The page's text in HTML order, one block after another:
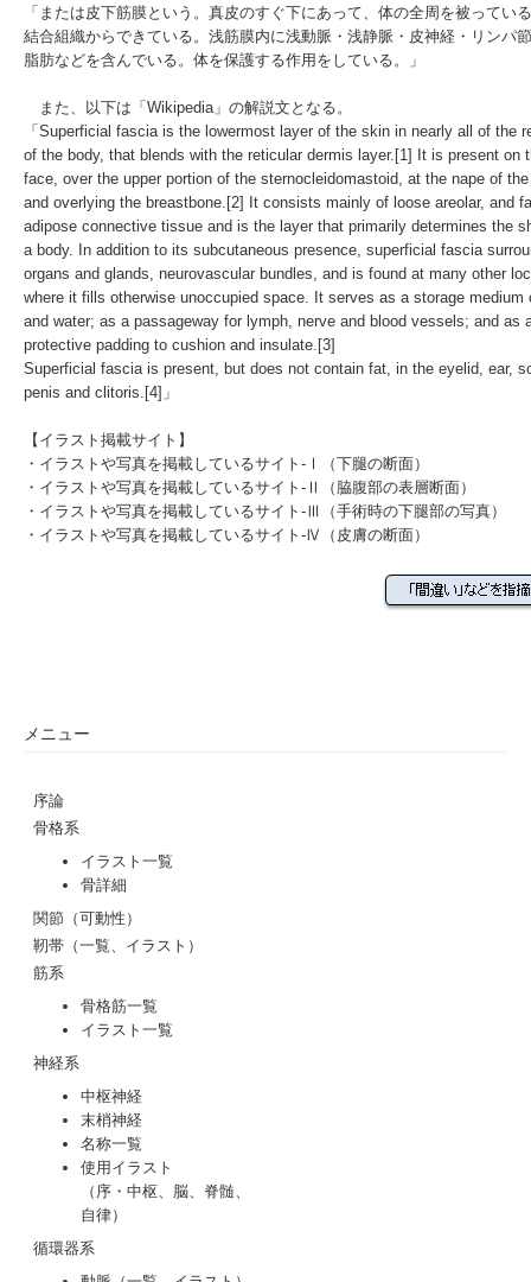
「または皮下筋膜という。真皮のすぐ下にあって、体の全周を被ってい
結合組織からできている。浅筋膜内に浅動脈・浅静脈・皮神経・リンパ
脂肪などを含んでいる。体を保護する作用をしている。」
また、以下は「Wikipedia」の解説文となる。
「 Superficial fasciais the lowermost layer of the skinin nearly all of the
of the body, that blends with the reticular dermis layer. [1]
It is present on
face, over the upper portion of the sternocleidomastoid, at the napeof
and overlying the breastbone. [2] It consists mainly of loose areolar, and
adipose connective tissueand is the layer that primarily determines the
a body. In addition to its subcutaneous presence, superficial fascia
organs and glands, neurovascular bundles, and is found at many other
where it fills otherwise unoccupied space. It serves as a storage
and water; as a passageway for lymph, nerveand blood vessels; and as
protective padding to cushion and insulate. [3]
Superficial fascia is present, but does not contain fat, in the eyelid, ear,
penis and clitoris. [4] 」
【イラスト掲載サイト】
・ イラストや写真を掲載しているサイト-Ⅰ（下腿の断面）
・ イラストや写真を掲載しているサイト-Ⅱ（脇腹部の表層断面）
・ イラストや写真を掲載しているサイト-Ⅲ（手術時の下腿部の写真）
・ イラストや写真を掲載しているサイト-Ⅳ（皮膚の断面）
メニュー